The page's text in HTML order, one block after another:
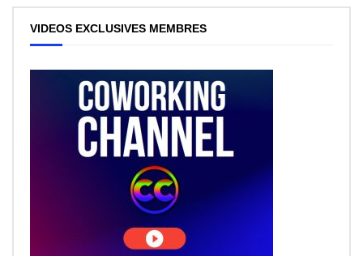
VIDEOS EXCLUSIVES MEMBRES